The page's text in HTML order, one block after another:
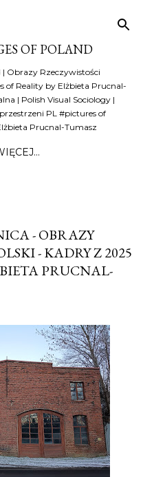
OF POLAND
Obrazy Rzeczywistości
of Reality by Elżbieta Prucnal-
| Polish Visual Sociology |
PL #pictures of
Prucnal-Tumasz
- OBRAZY
- KADRY Z 2025
PRUCNAL-